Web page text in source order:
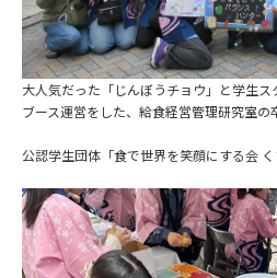
大人気だった「じんぼうチ
ブース運営をした、給食経営管理研究室の
公認学生団体「食で世界を笑顔にする会